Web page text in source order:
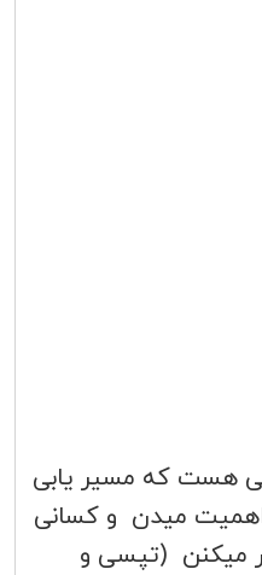
هست که مسیر یابی
اهمیت میدن و کسانی
میکنن (تپسی و